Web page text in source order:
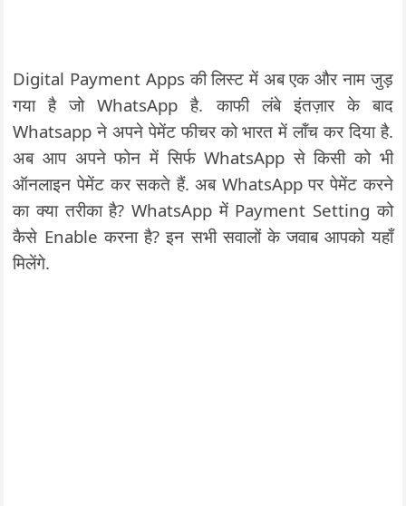
Digital Payment Apps की लिस्ट में अब एक और नाम जुड़
गया है जो WhatsApp है. काफी लंबे इंतज़ार के बाद
Whatsapp ने अपने पेमेंट फीचर को भारत में लॉंच कर दिया है.
अब आप अपने फोन में सिर्फ WhatsApp से किसी को भी
ऑनलाइन पेमेंट कर सकते हैं. अब WhatsApp पर पेमेंट करने
का क्या तरीका है? WhatsApp में Payment Setting को
कैसे Enable करना है? इन सभी सवालों के जवाब आपको यहाँ
मिलेंगे.